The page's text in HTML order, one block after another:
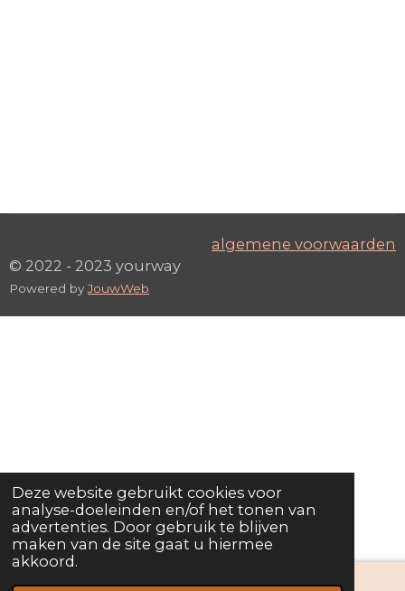
Deze website gebruikt cookies voor
analyse-doeleinden en/of het tonen van
advertenties. Door gebruik te blijven
maken van de site gaat u hiermee
akkoord.
algemene voorwaarden
© 2022 - 2023 yourway
Powered byJouwWeb